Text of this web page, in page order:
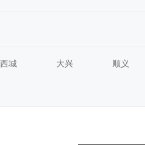
西城 大兴 顺义